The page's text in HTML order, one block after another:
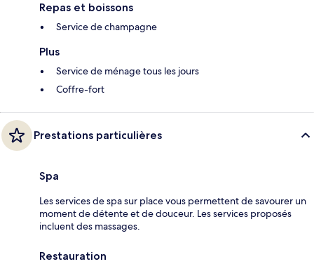
Repas et boissons
Service de champagne
Plus
Service de ménage tous les jours
Coffre-fort
Prestations particulières
Spa
Les services de spa sur place vous permettent de savourer un
moment de détente et de douceur. Les services proposés
incluent des massages.
Restauration